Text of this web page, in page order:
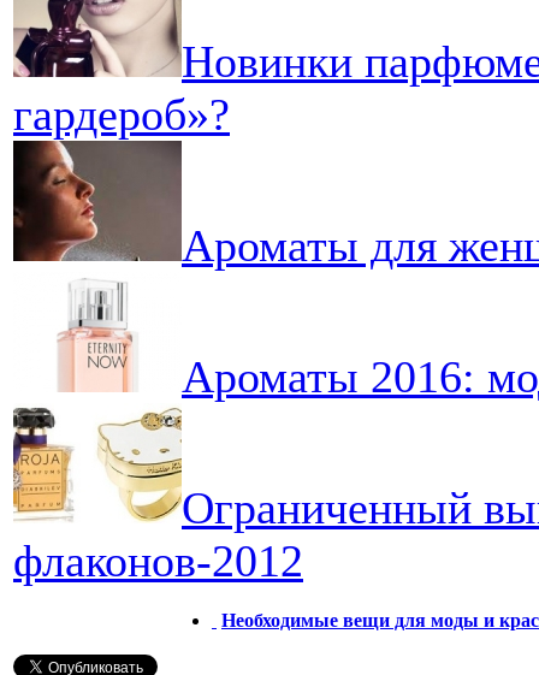
Новинки
гардероб»?
Ароматы для
Ароматы 2016:
Ограниченный
флаконов-2012
Необходимые вещи для моды и